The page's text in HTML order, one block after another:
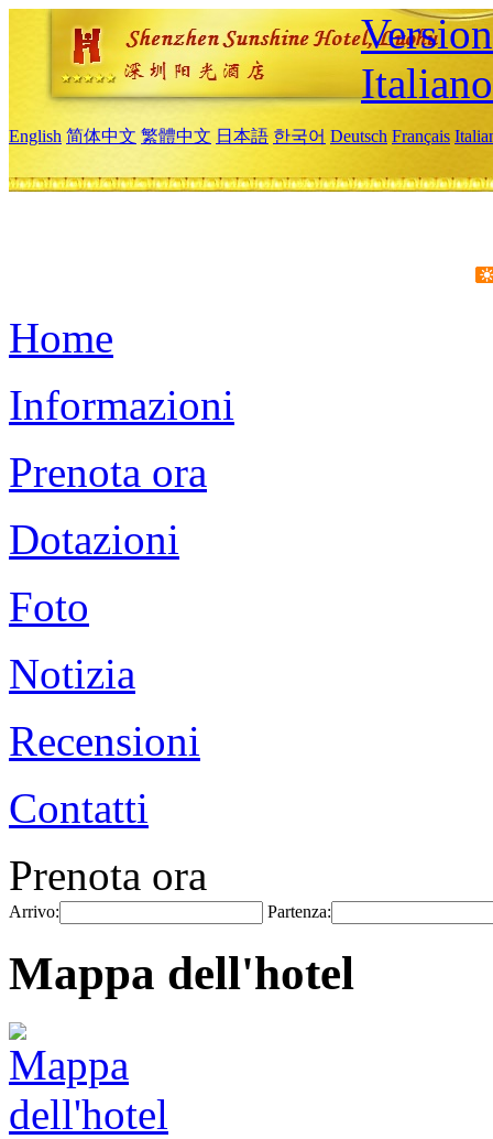
Italiano
English 简体中文 繁體中文 日本語 한국어 Deutsch Français
Home
Informazioni
Prenota ora
Dotazioni
Foto
Notizia
Recensioni
Contatti
Prenota ora
Arrivo: Partenza:
Mappa dell'hotel